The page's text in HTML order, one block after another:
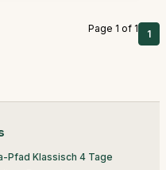
Page 1 of 1 1
Pfad Klassisch 4 Tage